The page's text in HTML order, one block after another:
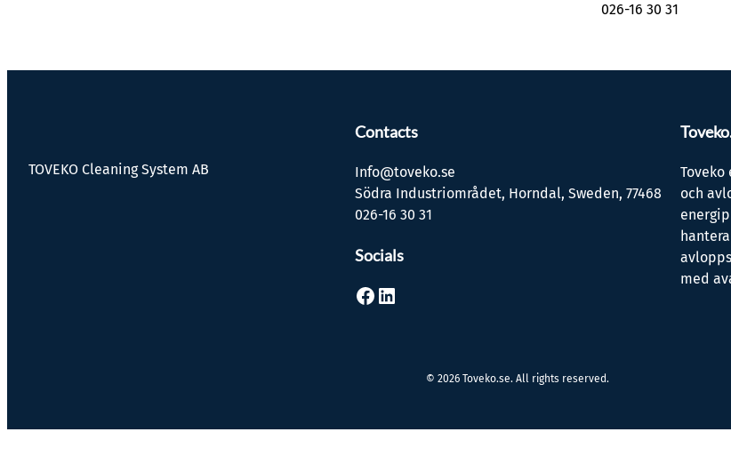
026-16 30 31
TOVEKO Cleaning System AB
Contacts
Info@toveko.se
Södra Industriområdet, Horndal, Sweden, 77468
026-16 30 31
Socials
Facebook LinkedIn
och
med
© 2026 Toveko.se. All rights reserved.